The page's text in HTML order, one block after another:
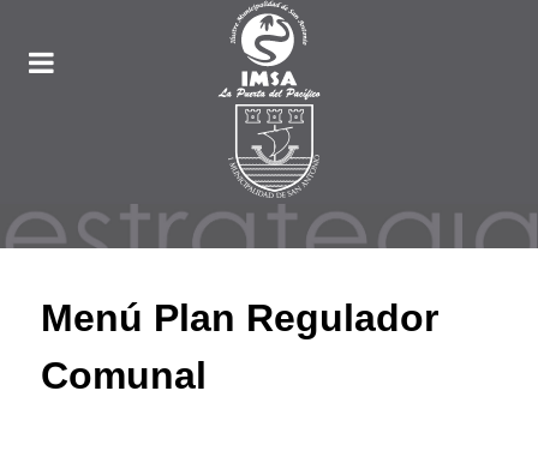
Menú Plan Regulador
Comunal